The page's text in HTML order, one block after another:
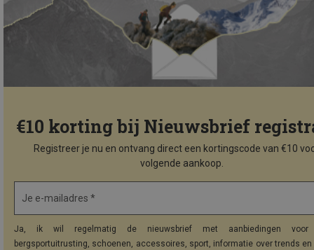
€10 korting bij Nieuwsbrief
Registreer je nu en ontvang direct een kortingscode van €10
volgende aankoop.
Je e-mailadres *
Ja, ik wil regelmatig de nieuwsbrief met aanbiedingen voor
bergsportuitrusting, schoenen, accessoires, sport, informatie over trends